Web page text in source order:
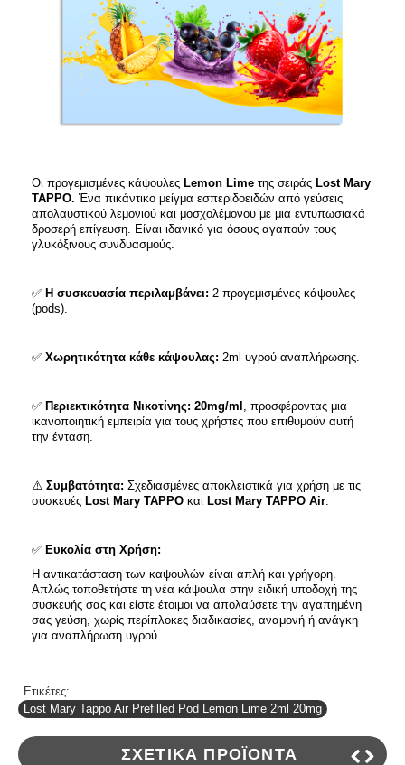
Οι προγεμισμένες κάψουλες Lemon Lime της σειράς Lost Mary
TAPPO. Ένα πικάντικο μείγμα εσπεριδοειδών από γεύσεις
απολαυστικού λεμονιού και μοσχολέμονου με μια εντυπωσιακά
δροσερή επίγευση. Είναι ιδανικό για όσους αγαπούν τους
γλυκόξινους συνδυασμούς.
✅ Η συσκευασία περιλαμβάνει: 2 προγεμισμένες κάψουλες
(pods).
✅ Χωρητικότητα κάθε κάψουλας: 2ml υγρού αναπλήρωσης.
✅ Περιεκτικότητα Νικοτίνης: 20mg/ml , προσφέροντας μια
ικανοποιητική εμπειρία για τους χρήστες που επιθυμούν αυτή
την ένταση.
⚠️ Συμβατότητα: Σχεδιασμένες αποκλειστικά για χρήση με τις
συσκευές Lost Mary TAPPO και Lost Mary TAPPO Air.
✅ Ευκολία στη Χρήση:
Η αντικατάσταση των καψουλών είναι απλή και γρήγορη.
Απλώς τοποθετήστε τη νέα κάψουλα στην ειδική υποδοχή της
συσκευής σας και είστε έτοιμοι να απολαύσετε την αγαπημένη
σας γεύση, χωρίς περίπλοκες διαδικασίες, αναμονή ή ανάγκη
για αναπλήρωση υγρού.
Ετικέτες:
Lost Mary Tappo Air Prefilled Pod Lemon Lime 2ml 20mg
ΣΧΕΤΙΚΆ ΠΡΟΪΌΝΤΑ